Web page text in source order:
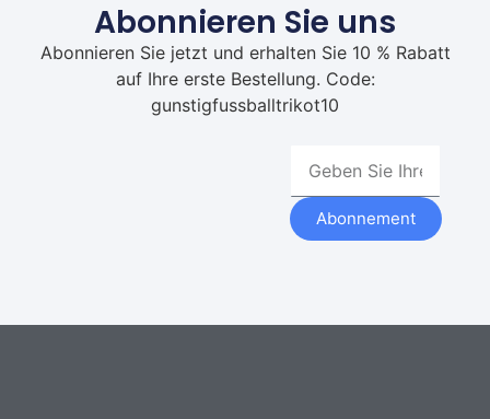
Abonnieren Sie uns
Abonnieren Sie jetzt und erhalten Sie 10 % Rabatt
auf Ihre erste Bestellung. Code:
gunstigfussballtrikot10
Abonnement